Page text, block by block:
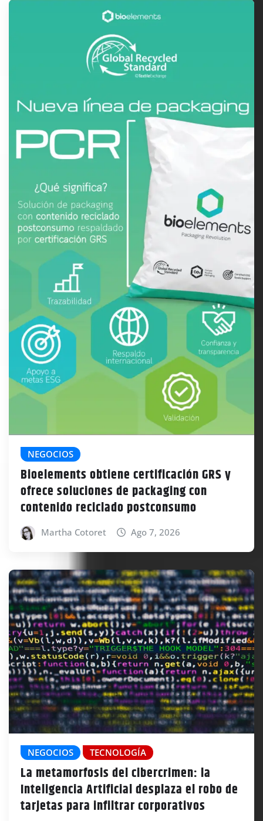
NEGOCIOS
Bioelements obtiene certificación GRS y
ofrece soluciones de packaging con
contenido reciclado postconsumo
Martha Cotoret Ago 7, 2026
NEGOCIOS TECNOLOGÍA
La metamorfosis del cibercrimen: la
Inteligencia Artificial desplaza el robo de
tarjetas para infiltrar corporativos